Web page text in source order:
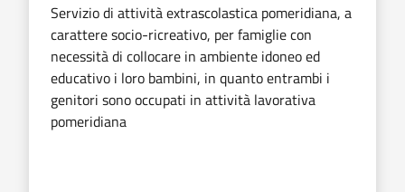
Servizio di attività extrascolastica pomeridiana, a
carattere socio-ricreativo, per famiglie con
necessità di collocare in ambiente idoneo ed
educativo i loro bambini, in quanto entrambi i
genitori sono occupati in attività lavorativa
pomeridiana